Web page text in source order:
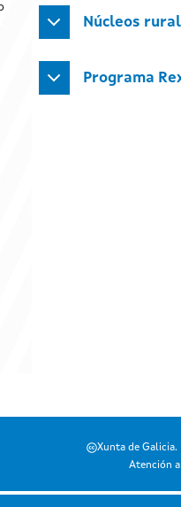
Núcleos
Programa
Xunta de
Atención